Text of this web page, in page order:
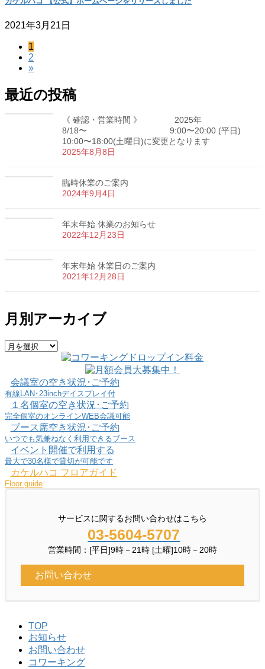
2021年3月21日
の
ペ
ー
ジ
1
ペ
ー
2
»
最近の投稿
《 確認・営業時間 》 2025年
8/18〜 9:00〜20:00 (平日)
10:00〜18:00(土曜日)に変更となります
2025年8月8日
臨時休業のご案内
2024年9月4日
年末年始 休業のお知らせ
2022年12月23日
年末年始 休業日のご案内
2021年12月28日
月別アーカイブ
月
ー
カ
イ
ブ
会議室の空き状況･ご予約
有線LAN･23inchデイスプレイ付
１名個室の空き状況･ご予約
完全個室のオンラインWEB会議可能
ブース席空き状況･ご予約
いつでも気兼ねなく利用できるブース
イベント開催で利用する
最大で30名様で貸切が可能です
カケルハコ フロアガイド
Floor guide
サービスに関するお問い合わせはこちら
03-5604-5707
営業時間：[平日]9時－21時 [土曜]10時－20時
お問い合わせ
TOP
お知らせ
お問い合わせ
コワーキング